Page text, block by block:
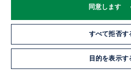
言語をお選びください
Display Mode
同意します
すべて拒否す
目的を表示す